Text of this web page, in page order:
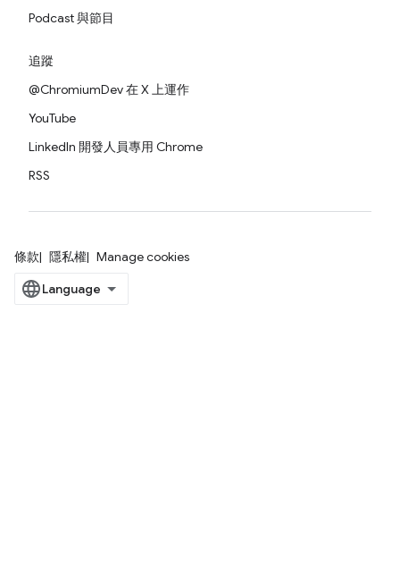
Podcast 與節目
追蹤
@ChromiumDev 在 X 上運作
YouTube
LinkedIn 開發人員專用 Chrome
RSS
條款 隱私權 Manage cookies